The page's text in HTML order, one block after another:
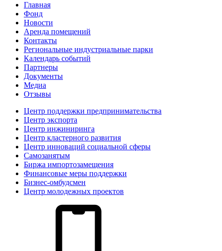
Главная
Фонд
Новости
Аренда помещений
Контакты
Региональные индустриальные парки
Календарь событий
Партнеры
Документы
Медиа
Отзывы
Центр поддержки предпринимательства
Центр экспорта
Центр инжиниринга
Центр кластерного развития
Центр инноваций социальной сферы
Cамозанятым
Биржа импортозамещения
Финансовые меры поддержки
Бизнес-омбудсмен
Центр молодежных проектов